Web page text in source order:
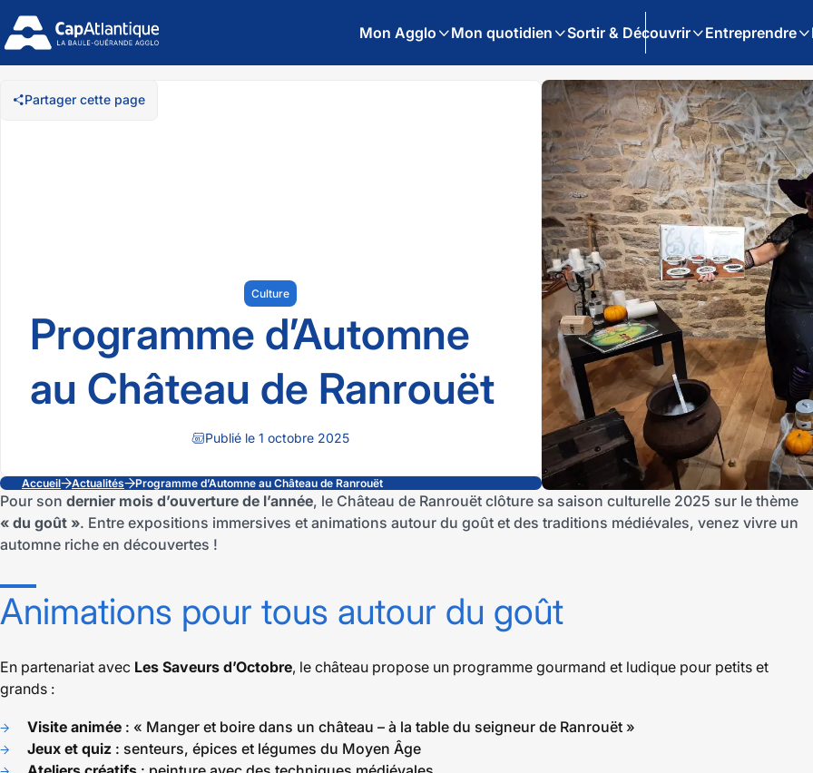
Mon Agglo Mon quotidien Sortir & Découvrir Entreprendre
Programme d’Automne
au Château de Ranrouët
Culture
Publié le 1 octobre 2025
Partager cette page
Accueil Actualités Programme d’Automne au Château de Ranrouët
Pour son dernier mois d’ouverture de l’année, le Château de Ranrouët clôture sa saison culturelle 2025 sur le thème
« du goût ». Entre expositions immersives et animations autour du goût et des traditions médiévales, venez vivre un
automne riche en découvertes !
Animations pour tous autour du goût
En partenariat avec Les Saveurs d’Octobre, le château propose un programme gourmand et ludique pour petits et
grands :
Visite animée : « Manger et boire dans un château – à la table du seigneur de Ranrouët »
Jeux et quiz : senteurs, épices et légumes du Moyen Âge